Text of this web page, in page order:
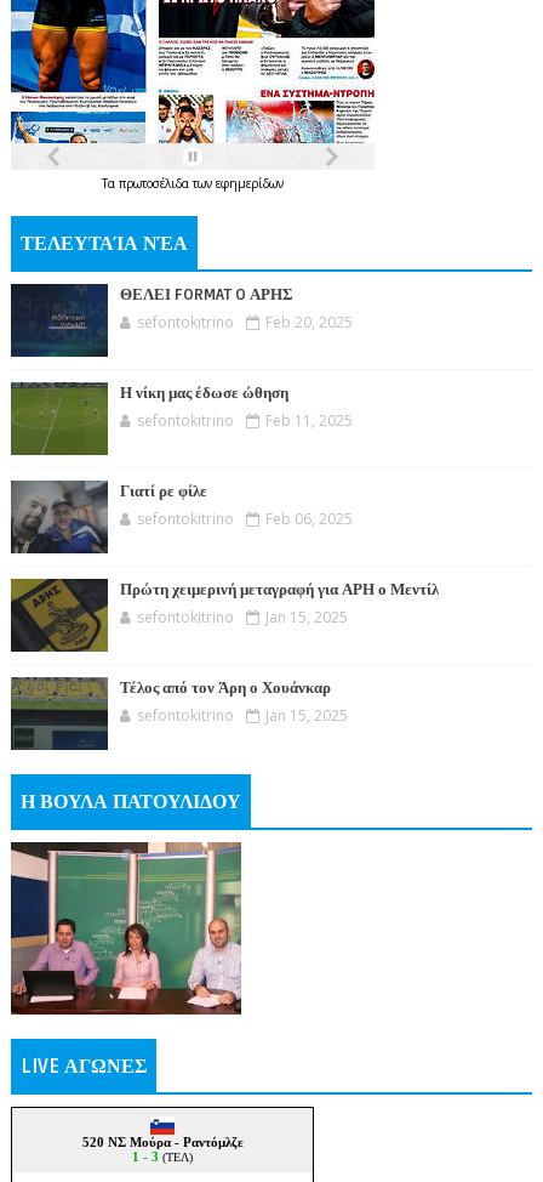
Τα πρωτοσέλιδατων εφημερίδων
ΤΕΛΕΥΤΑΊΑ ΝΈΑ
ΘΕΛΕΙ FORMAT O ΑΡΗΣ
sefontokitrino Feb 20, 2025
Η νίκη μας έδωσε ώθηση
sefontokitrino Feb 11, 2025
Γιατί ρε φίλε
sefontokitrino Feb 06, 2025
Πρώτη χειμερινή μεταγραφή για ΑΡΗ ο Μεντίλ
sefontokitrino Jan 15, 2025
Τέλος από τον Άρη ο Χουάνκαρ
sefontokitrino Jan 15, 2025
Η ΒΟΥΛΑ ΠΑΤΟΥΛΙΔΟΥ
LIVE ΑΓΩΝΕΣ